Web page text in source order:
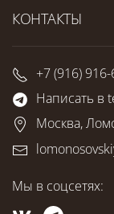
КОНТАКТЫ
+7 (916)
Написать в
Москва,
Мы в соцсетях: